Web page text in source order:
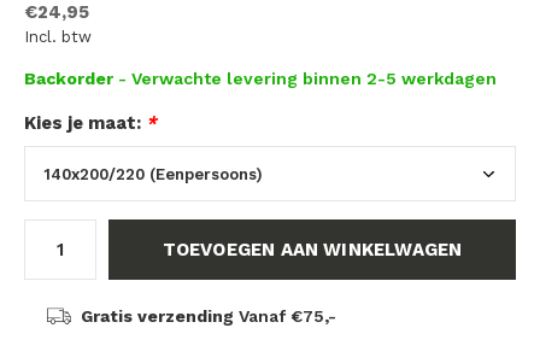
€24,95
Incl. btw
Backorder - Verwachte levering binnen 2-5 werkdagen
Kies je maat: *
TOEVOEGEN AAN WINKELWAGEN
Gratis verzending Vanaf €75,-